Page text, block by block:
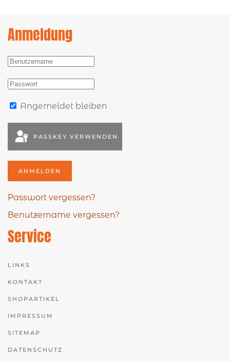
Anmeldung
Angemeldet bleiben
PASSKEY VERWENDEN
ANMELDEN
Passwort vergessen?
Benutzername vergessen?
Service
LINKS
KONTAKT
SHOPARTIKEL
IMPRESSUM
SITEMAP
DATENSCHUTZ